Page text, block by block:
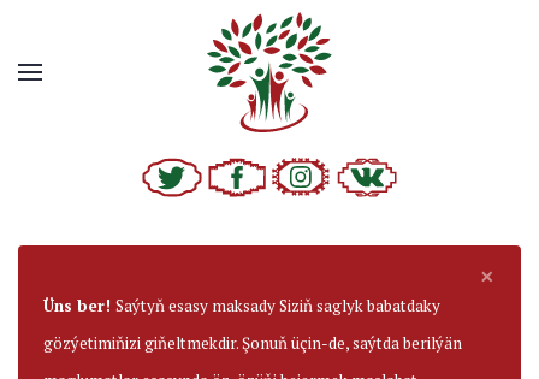
×
Üns ber! Saýtyň esasy maksady Siziň saglyk babatdaky
gözýetimiňizi giňeltmekdir. Şonuň üçin-de, saýtda berilýän